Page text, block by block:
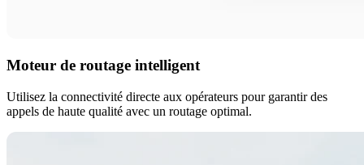
Moteur de routage intelligent
Utilisez la connectivité directe aux opérateurs pour garantir des
appels de haute qualité avec un routage optimal.